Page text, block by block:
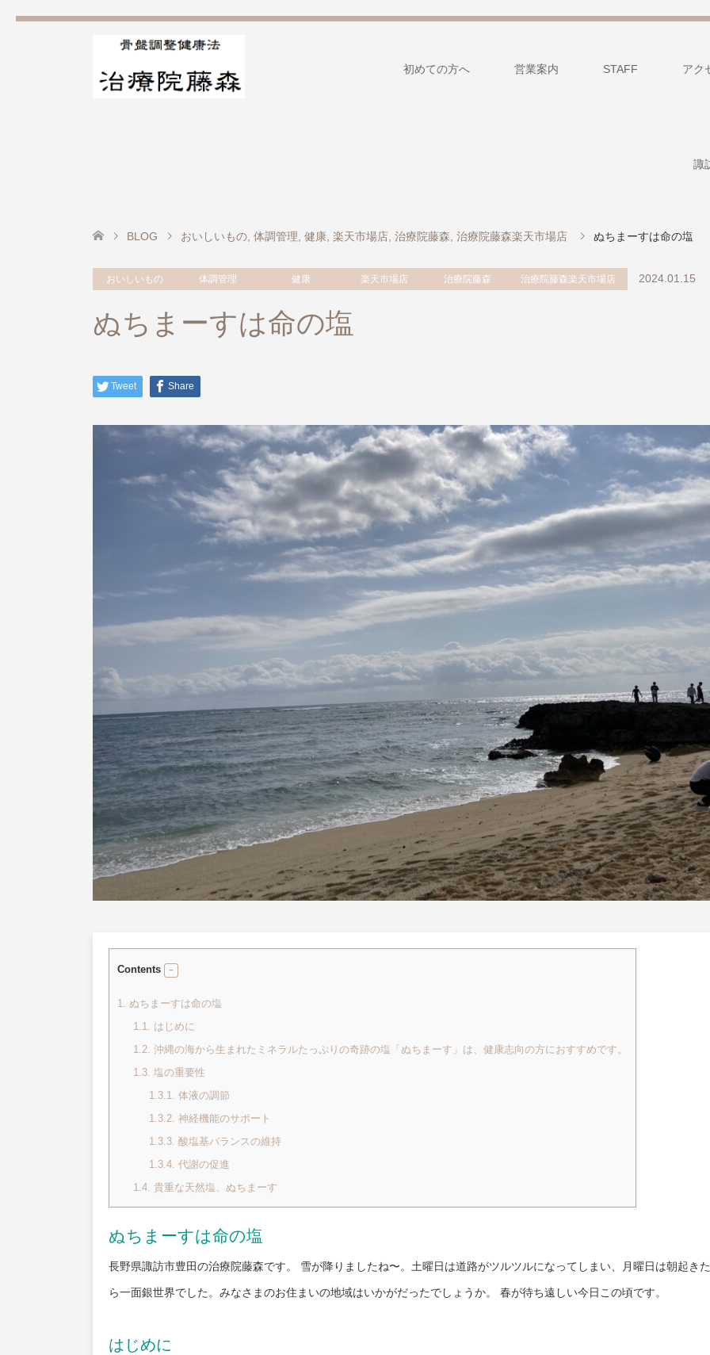
初めての方へ 営業案内 STAFF アク
諏
BLOG おいしいもの 体調管理 健康 楽天市場店 治療院藤森 治療院藤森楽天市場店 ぬちまーすは命の塩
おいしいもの 体調管理 健康 楽天市場店 治療院藤森 治療院藤森楽天市場店 2024.01.15
ぬちまーすは命の塩
Tweet Share
Contents
1. ぬちまーすは命の塩
1.1. はじめに
1.2. 沖縄の海から生まれたミネラルたっぷりの奇跡の塩「ぬちまーす」は、健康志向の方におすすめです。
1.3. 塩の重要性
1.3.1. 体液の調節
1.3.2. 神経機能のサポート
1.3.3. 酸塩基バランスの維持
1.3.4. 代謝の促進
1.4. 貴重な天然塩、ぬちまーす
ぬちまーすは命の塩
長野県諏訪市豊田の治療院藤森です。 雪が降りましたね〜。土曜日は道路がツルツルになってしまい、月曜日は朝起きた
ら一面銀世界でした。みなさまのお住まいの地域はいかがだったでしょうか。 春が待ち遠しい今日この頃です。
はじめに